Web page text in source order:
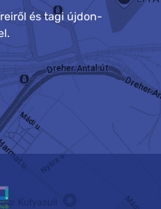
és tagi újdon-